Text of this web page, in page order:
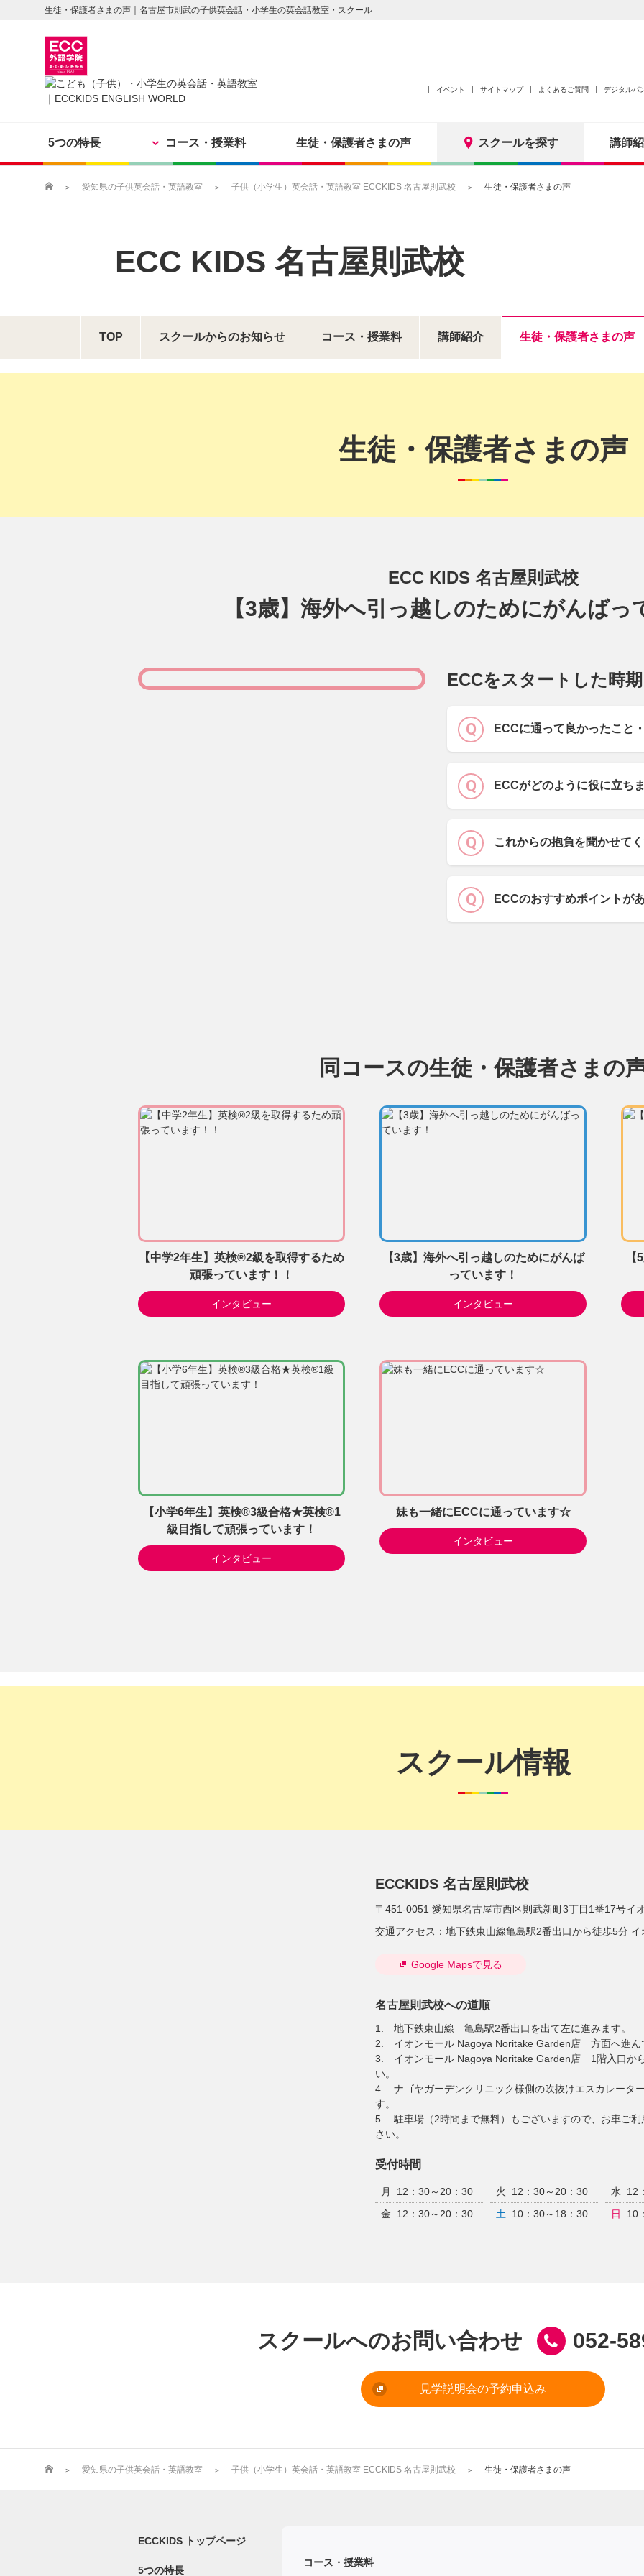
生徒・保護者さまの声｜名古屋市則武の子供英会話・小学生の英会話教室・スクール
イベント サイトマップ よくあるご質問 デジタルパ
5つの特長 コース・授業料 生徒・保護者さまの声 スクールを探す 講師
愛知県の子供英会話・英語教室 子供（小学生）英会話・英語教室 ECCKIDS 名古屋則武校 生徒・保護者さまの声
ECC KIDS 名古屋則武校
TOP スクールからのお知らせ コース・授業料 講師紹介 生徒・保護者さまの声
生徒・保護者さまの声
ECC KIDS 名古屋則武校
【3歳】海外へ引っ越しのためにがんばっ
ECCをスタートした時
ECCに通って良かったこと
ECCがどのように役に立ち
これからの抱負を聞かせてく
ECCのおすすめポイントが
同コースの生徒・保護者さまの
【中学2年生】英検®2級を取得するため
頑張っています！！
インタビュー
【3歳】海外へ引っ越しのためにがんば
っています！
インタビュー
【小学6年生】英検®3級合格★英検®1
級目指して頑張っています！
インタビュー
妹も一緒にECCに通っています☆
インタビュー
スクール情報
ECCKIDS 名古屋則武校
〒451-0051 愛知県名古屋市西区則武新町3丁目1番17号イ
交通アクセス： 地下鉄東山線亀島駅2番出口から徒歩5分
Google Mapsで見る
名古屋則武校への道順
1. 地下鉄東山線 亀島駅2番出口を出て左に進みます。
2. イオンモール Nagoya Noritake Garden店 方面へ進ん
3. イオンモール Nagoya Noritake Garden店 1階入口か
い。
4. ナゴヤガーデンクリニック様側の吹抜けエスカレータ
す。
5. 駐車場（2時間まで無料）もございますので、お車ご
さい。
受付時間
月 12：30～20：30 火 12：30～20：30 水 12
金
12：30～20：30 土 10：30～18：30 日 10
スクールへのお問い合わせ 052-
見学説明会の予約申込み
愛知県の子供英会話・英語教室 子供（小学生）英会話・英語教室 ECCKIDS 名古屋則武校 生徒・保護者さまの声
ECCKIDS トップページ
5つの特長
コース・授業料